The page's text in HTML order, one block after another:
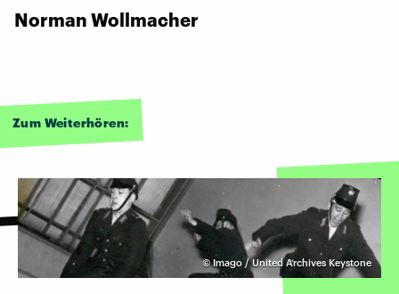
Norman Wollmacher
Zum Weiterhören:
©Imago / United Archives Keystone